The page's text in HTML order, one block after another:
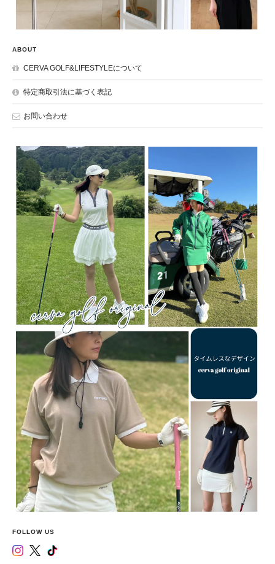
ABOUT
CERVA GOLF&LIFESTYLEについて
特定商取引法に基づく表記
お問い合わせ
FOLLOW US